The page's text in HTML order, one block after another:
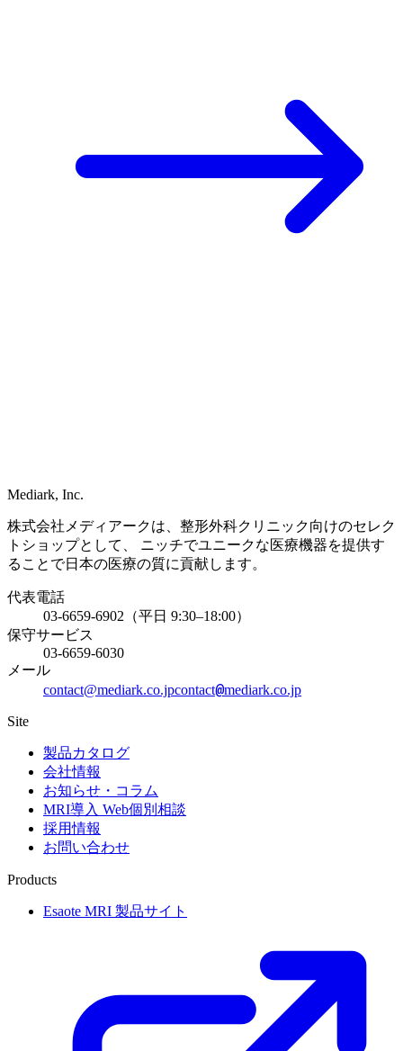
Mediark, Inc.
株式会社メディアークは、整形外科クリニック向けのセレク
トショップとして、 ニッチでユニークな医療機器を提供す
ることで日本の医療の質に貢献します。
代表電話
03-6659-6902（平日 9:30–18:00）
保守サービス
03-6659-6030
メール
contact@mediark.co.jpcontact@mediark.co.jp
Site
製品カタログ
会社情報
お知らせ・コラム
MRI導入 Web個別相談
採用情報
お問い合わせ
Products
Esaote MRI 製品サイト